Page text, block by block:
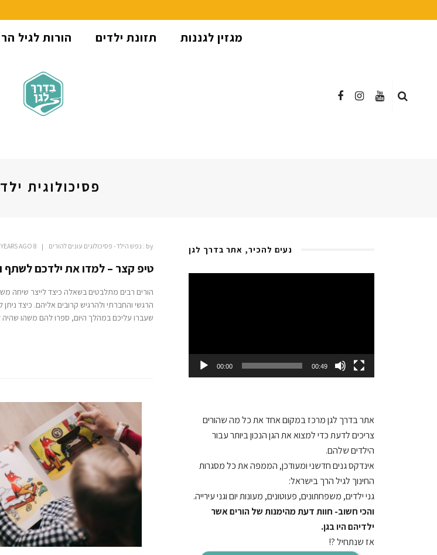
הורות לגיל תזונת ילדים מגזין לגננות
פסיכולוגית
by : נפש הילד- פסיכולוגים עונים להורים 8 YEARS AGO
טיפ קצר – למדו את ילדכם לשתף
הורים רבים מתלבטים בשאלה כיצד לייצר שיחה
הרגשי והחברתי ולהרגיש קרובים אליהם. כיצד
שעברו עליכם במהלך היום, ספרו להם משהו
נעים להכיר, אתר בדרך לגן
00:00 00:49
אתר בדרך לגןמרכז במקום אחד את כל מה שהורים
צריכים לדעת כדי למצוא את הגן הנכון ביותר עבור
הילדים שלהם.
אינדקס גנים חדשני ומעודכן, הממפה את כל מסגרות
החינוך לגיל הרך בישראל:
גני ילדים, משפחתונים, פעוטונים, מעונות יום וגני עירייה.
והכי חשוב- חוות דעת מהימנות של הורים אשר
ילדיהם היו בגן.
אז שנתחיל ?!